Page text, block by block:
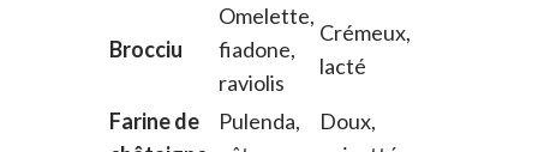
Brocciu
Omelette,
fiadone,
raviolis
Crémeux,
lacté
Farine de
Pulenda,
Doux,